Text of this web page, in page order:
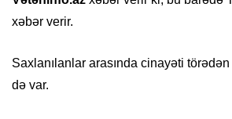
xəbər verir.
Saxlanılanlar arasında cinayəti
də var.